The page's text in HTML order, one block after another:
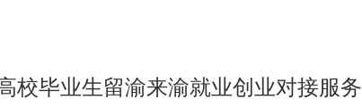
毕业生留渝来渝就业创业对接服务